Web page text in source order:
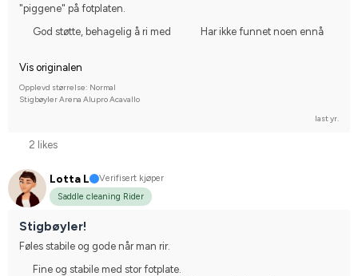
"piggene" på fotplaten.
God støtte, behagelig å ri med
Har ikke funnet noen ennå
Vis originalen
Opplevd størrelse: Normal
Stigbøyler Arena Alupro Acavallo
last yr.
2 likes
Lotta L
Verifisert kjøper
Saddle cleaning Rider
Stigbøyler!
Føles stabile og gode når man rir.
Fine og stabile med stor fotplate.